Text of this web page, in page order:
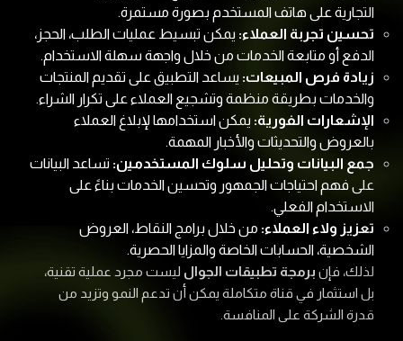
التجارية على هاتف المستخدم بصورة مستمرة.
تحسين تجربة العملاء: يمكن تبسيط عمليات الطلب، الحجز،
الدفع أو متابعة الخدمات من خلال واجهة سهلة الاستخدام.
زيادة فرص المبيعات: يساعد التطبيق على تقديم المنتجات
والخدمات بطريقة منظمة وتشجيع العملاء على تكرار الشراء.
الإشعارات الفورية: يمكن استخدامها لإبلاغ العملاء
بالعروض والتحديثات والأخبار المهمة.
جمع البيانات وتحليل سلوك المستخدمين: تساعد البيانات
على فهم احتياجات الجمهور وتحسين الخدمات بناءً على
الاستخدام الفعلي.
تعزيز ولاء العملاء: من خلال برامج النقاط، العروض
الشخصية، الحسابات الخاصة والمزايا الحصرية.
لذلك، فإن برمجة تطبيقات الجوال ليست مجرد عملية تقنية،
بل استثمار في قناة متكاملة يمكن أن تدعم النمو وتزيد من
قدرة الشركة على المنافسة.